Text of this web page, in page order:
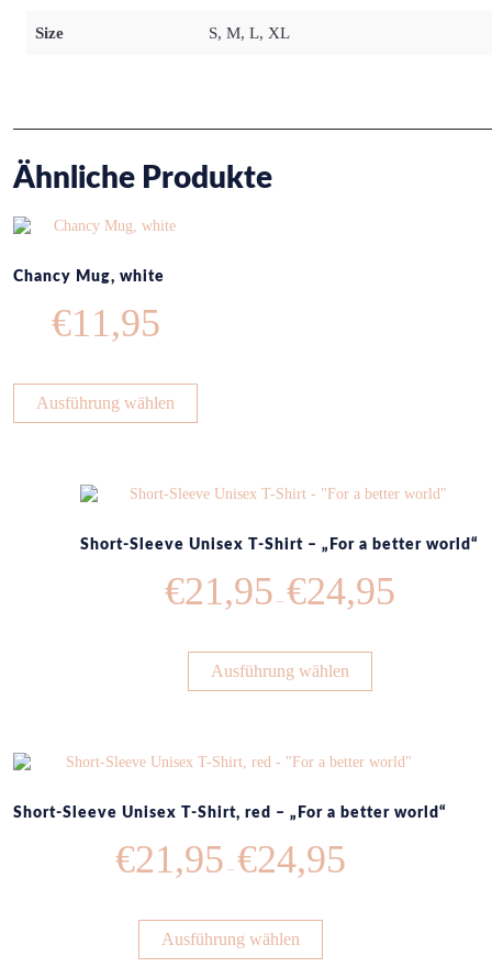
Size S, M, L, XL
Ähnliche Produkte
Chancy Mug, white
€11,95
Ausführung wählen
Short-Sleeve Unisex T-Shirt – „For a better world“
€21,95 – €24,95
Ausführung wählen
Short-Sleeve Unisex T-Shirt, red – „For a better world“
€21,95 – €24,95
Ausführung wählen